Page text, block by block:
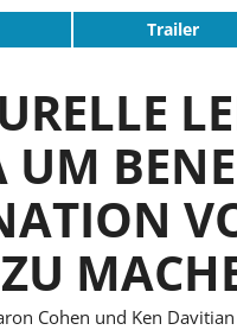
Trailer
Cohen und Ken Davitian